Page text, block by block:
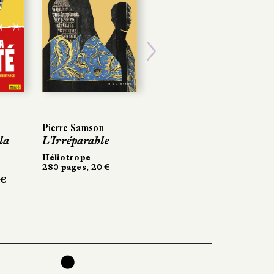
Pierre Samson
L'Irréparable
Héliotrope
280 pages, 20 €